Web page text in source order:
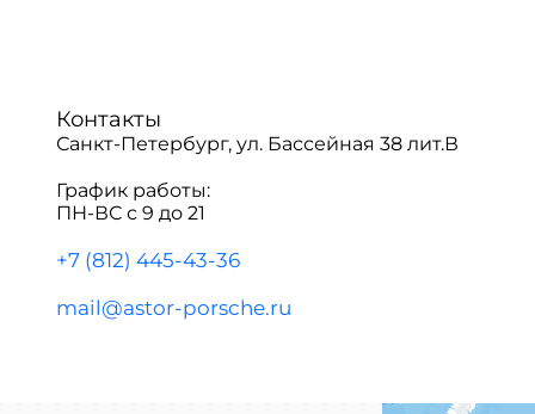
Контакты
Санкт-Петербург, ул. Бассейная 38 лит.В
График работы:
ПН-ВС с 9 до 21
+7 (812) 445-43-36
mail@astor-porsche.ru